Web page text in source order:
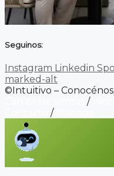
Seguinos:
Instagram Linkedin
marked-alt
©Intuitivo –
/
/